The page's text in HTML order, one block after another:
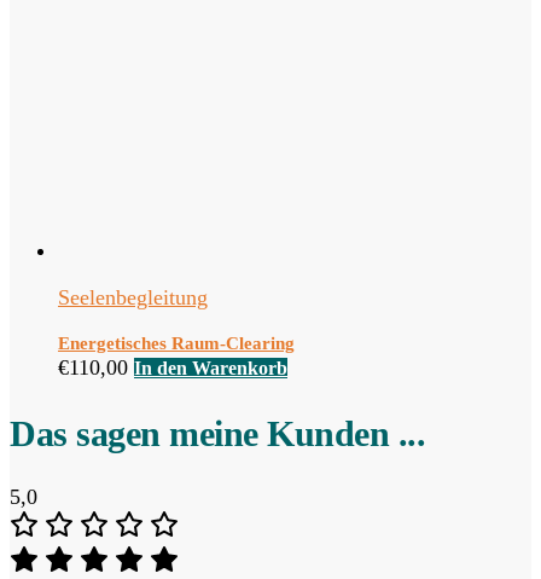
Seelenbegleitung
Energetisches Raum-Clearing
€110,00 In den Warenkorb
Das sagen meine Kunden ...
5,0